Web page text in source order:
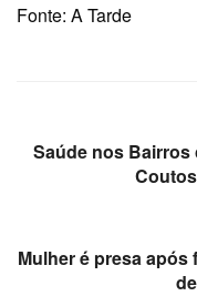
Fonte: A Tarde
Saúde nos Bairros
Mulher é presa